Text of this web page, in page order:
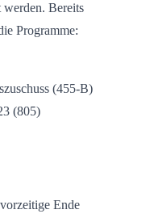
werden. Bereits
Programme:
(455-B)
(805)
Ende